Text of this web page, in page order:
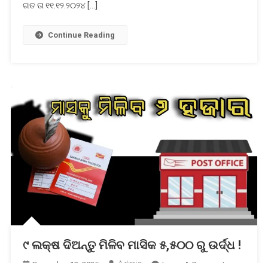
ଗତ ତା ୧୧.୧୨.୨୦୨୪ […]
Continue Reading
୯ ଲକ୍ଷ ଦିଅନ୍ତୁ ମିଳିବ ମାସିକ ୫,୫୦୦ ରୁ ଉର୍ଦ୍ଧ !